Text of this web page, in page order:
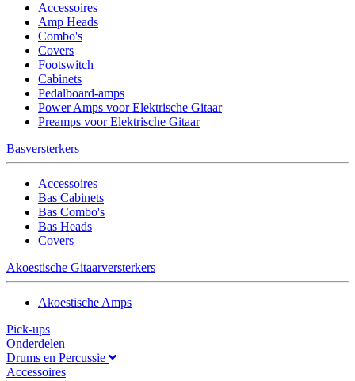
Accessoires
Amp Heads
Combo's
Covers
Footswitch
Cabinets
Pedalboard-amps
Power Amps voor Elektrische Gitaar
Preamps voor Elektrische Gitaar
Basversterkers
Accessoires
Bas Cabinets
Bas Combo's
Bas Heads
Covers
Akoestische Gitaarversterkers
Akoestische Amps
Pick-ups
Onderdelen
Drums en Percussie
Accessoires